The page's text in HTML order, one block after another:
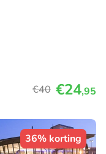
€40 €24,95
36% korting